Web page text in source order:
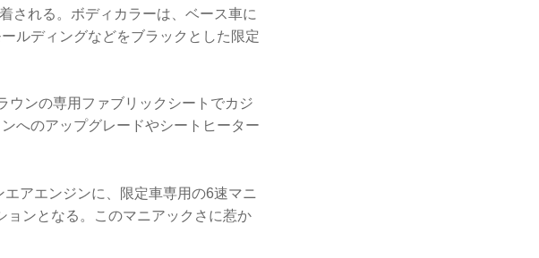
される。ボディカラーは、ベース車に
ルディングなどをブラックとした限定
ウンの専用ファブリックシートでカジ
へのアップグレードやシートヒーター
アエンジンに、限定車専用の6速マニ
ョンとなる。このマニアックさに惹か